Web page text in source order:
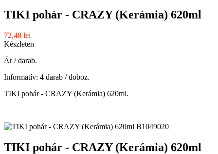
TIKI pohár - CRAZY (Kerámia) 620ml
72,48 lei
Készleten
Ár / darab.
Informatív: 4 darab / doboz.
TIKI pohár - CRAZY (Kerámia) 620ml.
TIKI pohár - CRAZY (Kerámia) 620ml